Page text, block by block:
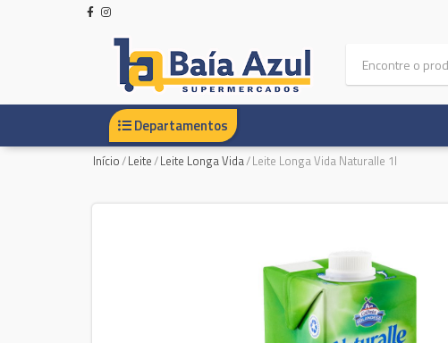
Departamentos
Início/Leite/Leite Longa Vida/Leite Longa Vida Naturalle 1l